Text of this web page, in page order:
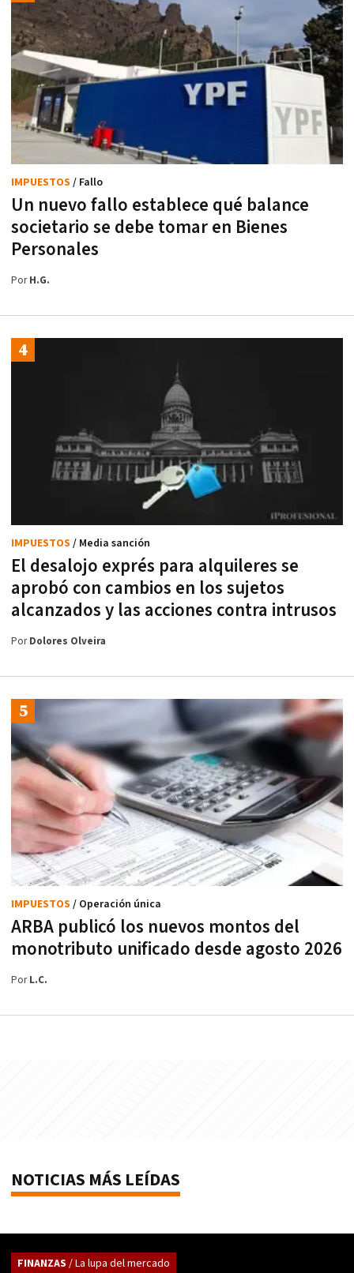
Un nuevo fallo establece qué balance
societario se debe tomar en Bienes
Personales
IMPUESTOS / Fallo
PorH.G.
El desalojo exprés para alquileres se
aprobó con cambios en los sujetos
alcanzados y las acciones contra intrusos
IMPUESTOS / Media sanción
PorDolores Olveira
ARBA publicó los nuevos montos del
monotributo unificado desde agosto 2026
IMPUESTOS / Operación única
PorL.C.
NOTICIAS MÁS LEÍDAS
FINANZAS / La lupa del mercado